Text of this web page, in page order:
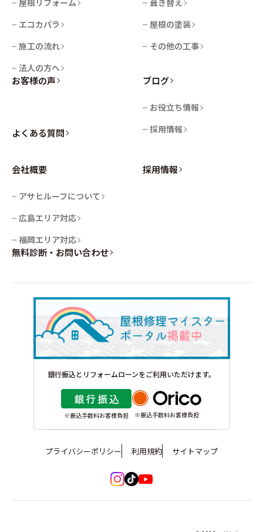
屋根リフォーム
エコカパラ
施工の流れ
法人の方へ
葺き替え
屋根の塗装
その他の工事
お客様の声
よくある質問
ブログ
お役立ち情報
採用情報
会社概要
アサヒルーフについて
広島エリア対応
福岡エリア対応
採用情報
無料診断・お問い合わせ
プライバシーポリシー 利用規約 サイトマップ
イ tiktokyoutube
銀行振込とリフォームローンをご利用いただけます。
※振込手数料お客様負担 ※振込手数料お客様負担